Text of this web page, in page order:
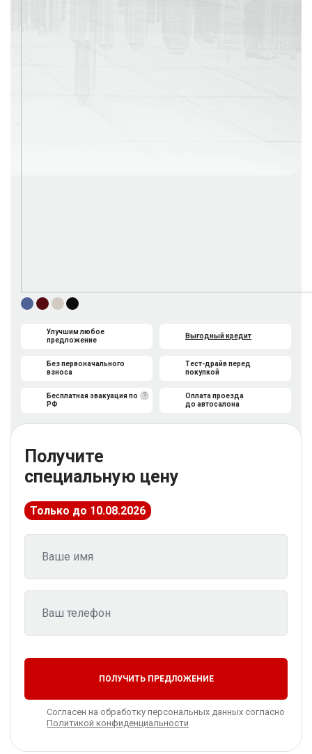
Улучшим любое
предложение
Без первоначального
взноса
Выгодный кредит
Тест-драйв перед
покупкой
?
Бесплатная эвакуация по
РФ
Оплата проезда
до автосалона
Получите
специальную цену
Только до 10.08.2026
ПОЛУЧИТЬ ПРЕДЛОЖЕНИЕ
Согласен на обработку персональных данных согласно
Политикой конфиденциальности